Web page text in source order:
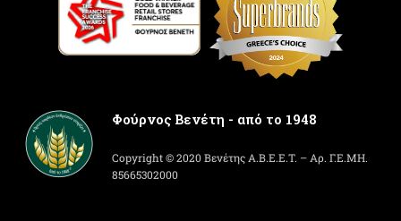
Φούρνος Βενέτη - από το 1948
Copyright © 2020 Βενέτης Α.Β.Ε.Ε.Τ. – Αρ. Γ.Ε.ΜΗ.
85665302000